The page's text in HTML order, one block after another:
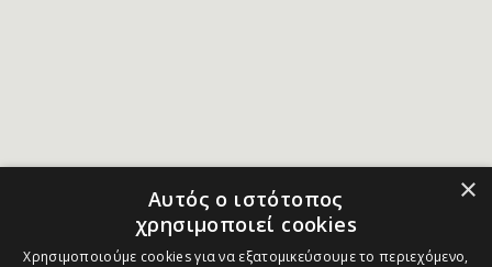
×
Αυτός ο ιστότοπος
χρησιμοποιεί cookies
Χρησιμοποιούμε cookies για να εξατομικεύσουμε το περιεχόμενο,